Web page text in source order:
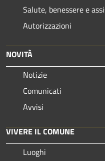
Salute, benessere e
Autorizzazioni
NOVITÀ
Notizie
Comunicati
Avvisi
VIVERE IL COMUNE
Luoghi